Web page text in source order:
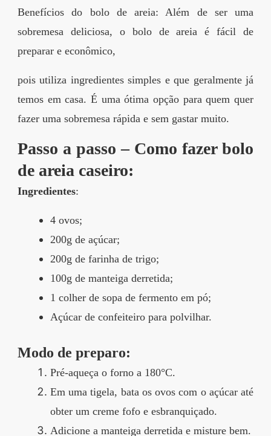
Benefícios do bolo de areia: Além de ser uma
sobremesa deliciosa, o bolo de areia é fácil de
preparar e econômico,
pois utiliza ingredientes simples e que geralmente já
temos em casa. É uma ótima opção para quem quer
fazer uma sobremesa rápida e sem gastar muito.
Passo a passo – Como fazer bolo
de areia caseiro:
Ingredientes:
4 ovos;
200g de açúcar;
200g de farinha de trigo;
100g de manteiga derretida;
1 colher de sopa de fermento em pó;
Açúcar de confeiteiro para polvilhar.
Modo de preparo:
Pré-aqueça o forno a 180°C.
Em uma tigela, bata os ovos com o açúcar até
obter um creme fofo e esbranquiçado.
Adicione a manteiga derretida e misture bem.